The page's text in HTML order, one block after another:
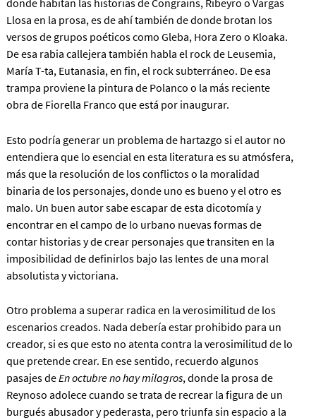
donde habitan las historias de Congrains, Ribeyro o Vargas
Llosa en la prosa, es de ahí también de donde brotan los
versos de grupos poéticos como Gleba, Hora Zero o Kloaka.
De esa rabia callejera también habla el rock de Leusemia,
María T-ta, Eutanasia, en fin, el rock subterráneo. De esa
trampa proviene la pintura de Polanco o la más reciente
obra de Fiorella Franco que está por inaugurar.
Esto podría generar un problema de hartazgo si el autor no
entendiera que lo esencial en esta literatura es su atmósfera,
más que la resolución de los conflictos o la moralidad
binaria de los personajes, donde uno es bueno y el otro es
malo. Un buen autor sabe escapar de esta dicotomía y
encontrar en el campo de lo urbano nuevas formas de
contar historias y de crear personajes que transiten en la
imposibilidad de definirlos bajo las lentes de una moral
absolutista y victoriana.
Otro problema a superar radica en la verosimilitud de los
escenarios creados. Nada debería estar prohibido para un
creador, si es que esto no atenta contra la verosimilitud de lo
que pretende crear. En ese sentido, recuerdo algunos
pasajes deEn octubre no hay milagros, donde la prosa de
Reynoso adolece cuando se trata de recrear la figura de un
burgués abusador y pederasta, pero triunfa sin espacio a la